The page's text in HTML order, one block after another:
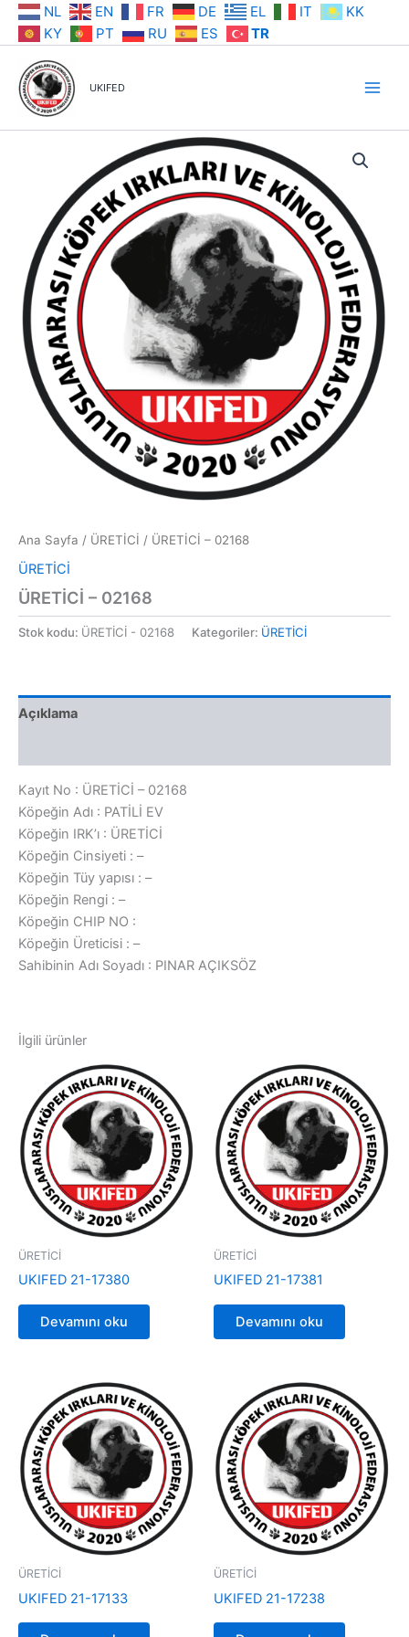
İçeriğe NL EN FR DE EL IT
KK
KY
PT RU ES TR
UKIFED
Ana Sayfa / ÜRETİCİ / ÜRETİCİ – 02168
ÜRETİCİ
ÜRETİCİ – 02168
Stok kodu: ÜRETİCİ - 02168 Kategoriler: ÜRETİCİ
Açıklama
Kayıt No : ÜRETİCİ – 02168
Köpeğin Adı : PATİLİ EV
Köpeğin IRK’ı : ÜRETİCİ
Köpeğin Cinsiyeti : –
Köpeğin Tüy yapısı : –
Köpeğin Rengi : –
Köpeğin CHIP NO :
Köpeğin Üreticisi : –
Sahibinin Adı Soyadı : PINAR AÇIKSÖZ
İlgili ürünler
ÜRETİCİ
UKIFED 21-17380
Devamını oku
ÜRETİCİ
UKIFED 21-17381
Devamını oku
ÜRETİCİ
UKIFED 21-17133
ÜRETİCİ
UKIFED 21-17238